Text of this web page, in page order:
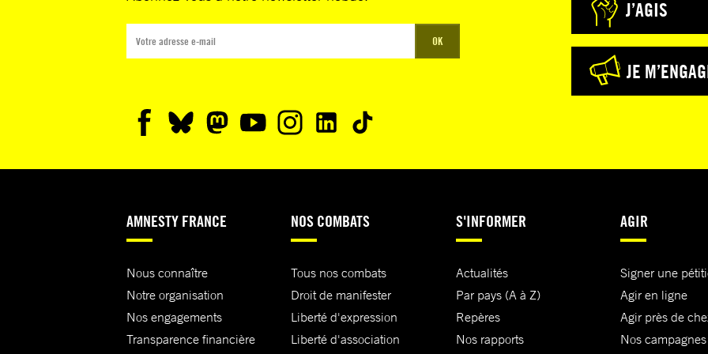
OK
J’AGIS
JE
AMNESTY FRANCE
Nous connaître
Notre organisation
Nos engagements
Transparence financière
NOS COMBATS
Tous nos combats
Droit de manifester
Liberté d'expression
Liberté d'association
S'INFORMER
Actualités
Par pays (A à Z)
Repères
Nos rapports
AGIR
Signer une
Agir en ligne
Agir près de
Nos campagnes